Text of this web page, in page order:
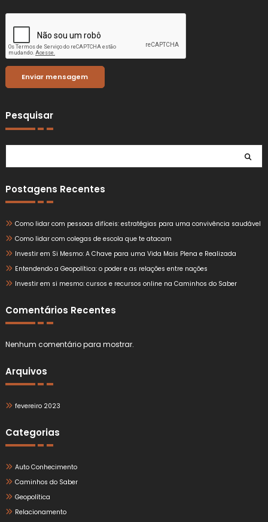
Pesquisar
Postagens Recentes
Como lidar com pessoas difíceis: estratégias para uma convivência saudável
Como lidar com colegas de escola que te atacam
Investir em Si Mesmo: A Chave para uma Vida Mais Plena e Realizada
Entendendo a Geopolítica: o poder e as relações entre nações
Investir em si mesmo: cursos e recursos online na Caminhos do Saber
Comentários Recentes
Nenhum comentário para mostrar.
Arquivos
fevereiro 2023
Categorias
Auto Conhecimento
Caminhos do Saber
Geopolítica
Relacionamento